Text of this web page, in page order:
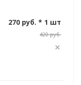
270 руб. * 1 шт
420 руб.